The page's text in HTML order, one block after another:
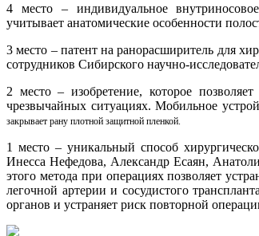
4 место – индивидуальное
учитывает анатомические особенности
3 место – патент на ранорасширитель для
сотрудников Сибирского научно-
2 место – изобретение, которое
чрезвычайных ситуациях. Мобильное
закрывает рану плотной защитной пленкой.
1 место – уникальный способ
Инесса Нефедова, Александр Есаян,
этого метода при операциях позволяет
легочной артерии и сосудистого
органов и устраняет риск повторной